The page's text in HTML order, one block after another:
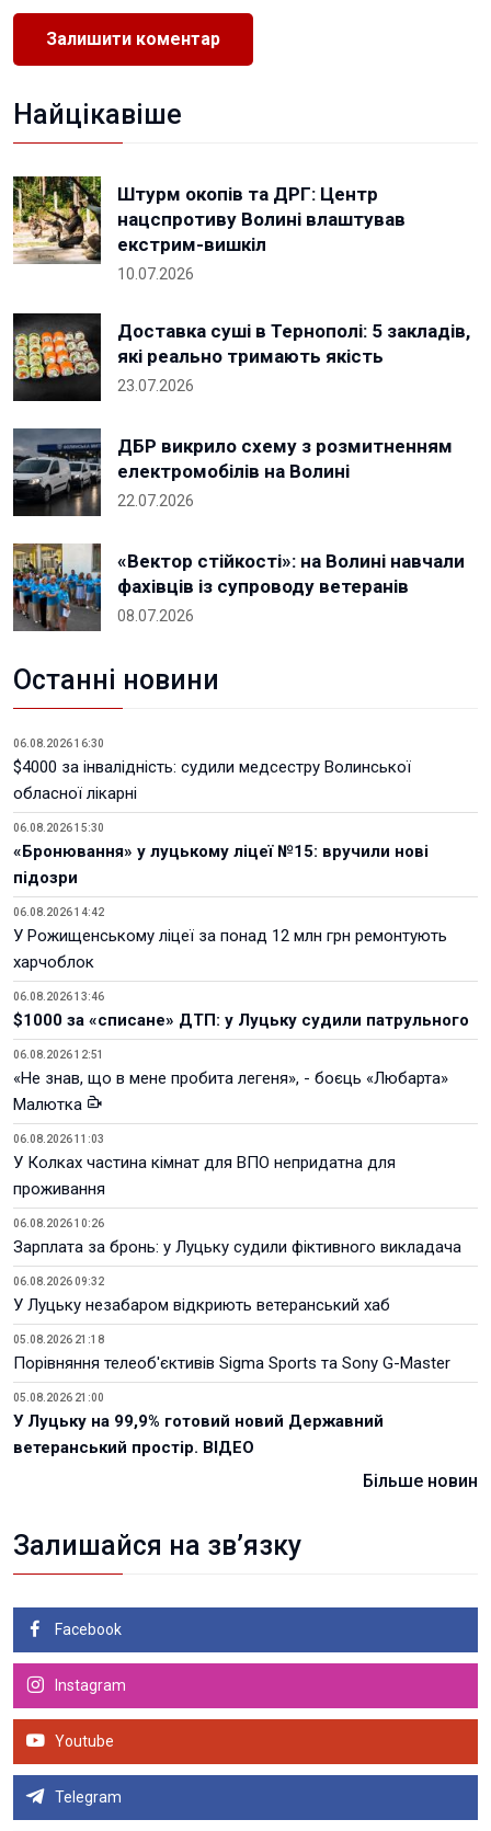
Найцікавіше
Штурм окопів та ДРГ: Центр
нацспротиву Волині влаштував
екстрим-вишкіл
10.07.2026
Доставка суші в Тернополі: 5 закладів,
які реально тримають якість
23.07.2026
ДБР викрило схему з розмитненням
електромобілів на Волині
22.07.2026
«Вектор стійкості»: на Волині навчали
фахівців із супроводу ветеранів
08.07.2026
Останні новини
06.08.2026 16:30
$4000 за інвалідність: судили медсестру Волинської
обласної лікарні
06.08.2026 15:30
«Бронювання» у луцькому ліцеї №15: вручили нові
підозри
06.08.2026 14:42
У Рожищенському ліцеї за понад 12 млн грн ремонтують
харчоблок
06.08.2026 13:46
$1000 за «списане» ДТП: у Луцьку судили патрульного
06.08.2026 12:51
«Не знав, що в мене пробита легеня», - боєць «Любарта»
Малютка
06.08.2026 11:03
У Колках частина кімнат для ВПО непридатна для
проживання
06.08.2026 10:26
Зарплата за бронь: у Луцьку судили фіктивного викладача
06.08.2026 09:32
У Луцьку незабаром відкриють ветеранський хаб
05.08.2026 21:18
Порівняння телеоб'єктивів Sigma Sports та Sony G-Master
05.08.2026 21:00
У Луцьку на 99,9% готовий новий Державний
ветеранський простір. ВІДЕО
Більше новин
Залишайся на зв’язку
Facebook
Instagram
Youtube
Telegram